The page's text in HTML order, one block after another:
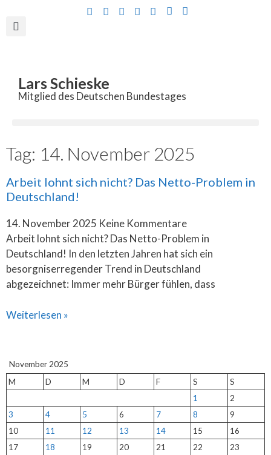
Lars Schieske
Mitglied des Deutschen Bundestages
Tag: 14. November 2025
Arbeit lohnt sich nicht? Das Netto-Problem in
Deutschland!
14. November 2025 Keine Kommentare
Arbeit lohnt sich nicht? Das Netto-Problem in
Deutschland! In den letzten Jahren hat sich ein
besorgniserregender Trend in Deutschland
abgezeichnet: Immer mehr Bürger fühlen, dass
Weiterlesen »
November 2025
M
D M D F S
S
1
2
3
4 5 6 7 8
9
10
11 12 13 14 15
16
17
18 19 20 21 22
23